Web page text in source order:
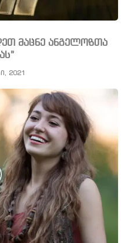
მაცნე ანგელოზთა
2021